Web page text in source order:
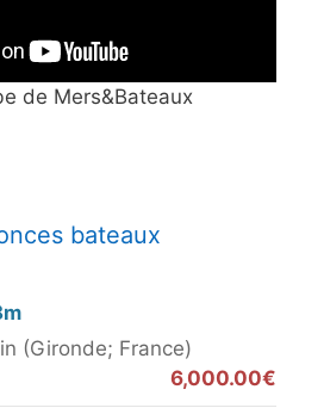
de Mers&Bateaux
bateaux
(Gironde; France)
6,000.00€